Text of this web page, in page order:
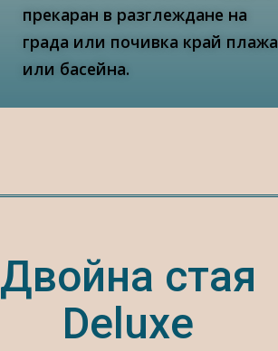
прекаран в разглеждане на
града или почивка край плажа
или басейна.
Двойна стая
Deluxe